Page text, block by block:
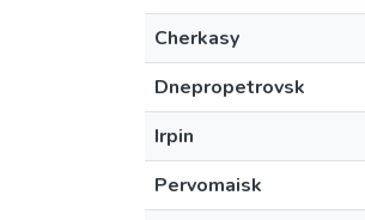
Cherkasy
Dnepropetrovsk
Irpin
Pervomaisk